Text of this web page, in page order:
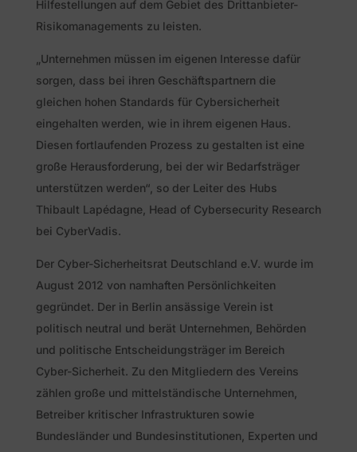
Hilfestellungen auf dem Gebiet des Drittanbieter-
Risikomanagements zu leisten.
„Unternehmen müssen im eigenen Interesse dafür
sorgen, dass bei ihren Geschäftspartnern die
gleichen hohen Standards für Cybersicherheit
eingehalten werden, wie in ihrem eigenen Haus.
Diesen fortlaufenden Prozess zu gestalten ist eine
große Herausforderung, bei der wir Bedarfsträger
unterstützen werden“, so der Leiter des Hubs
Thibault Lapédagne, Head of Cybersecurity Research
bei CyberVadis.
Der Cyber-Sicherheitsrat Deutschland e.V. wurde im
August 2012 von namhaften Persönlichkeiten
gegründet. Der in Berlin ansässige Verein ist
politisch neutral und berät Unternehmen, Behörden
und politische Entscheidungsträger im Bereich
Cyber-Sicherheit. Zu den Mitgliedern des Vereins
zählen große und mittelständische Unternehmen,
Betreiber kritischer Infrastrukturen sowie
Bundesländer und Bundesinstitutionen, Experten und